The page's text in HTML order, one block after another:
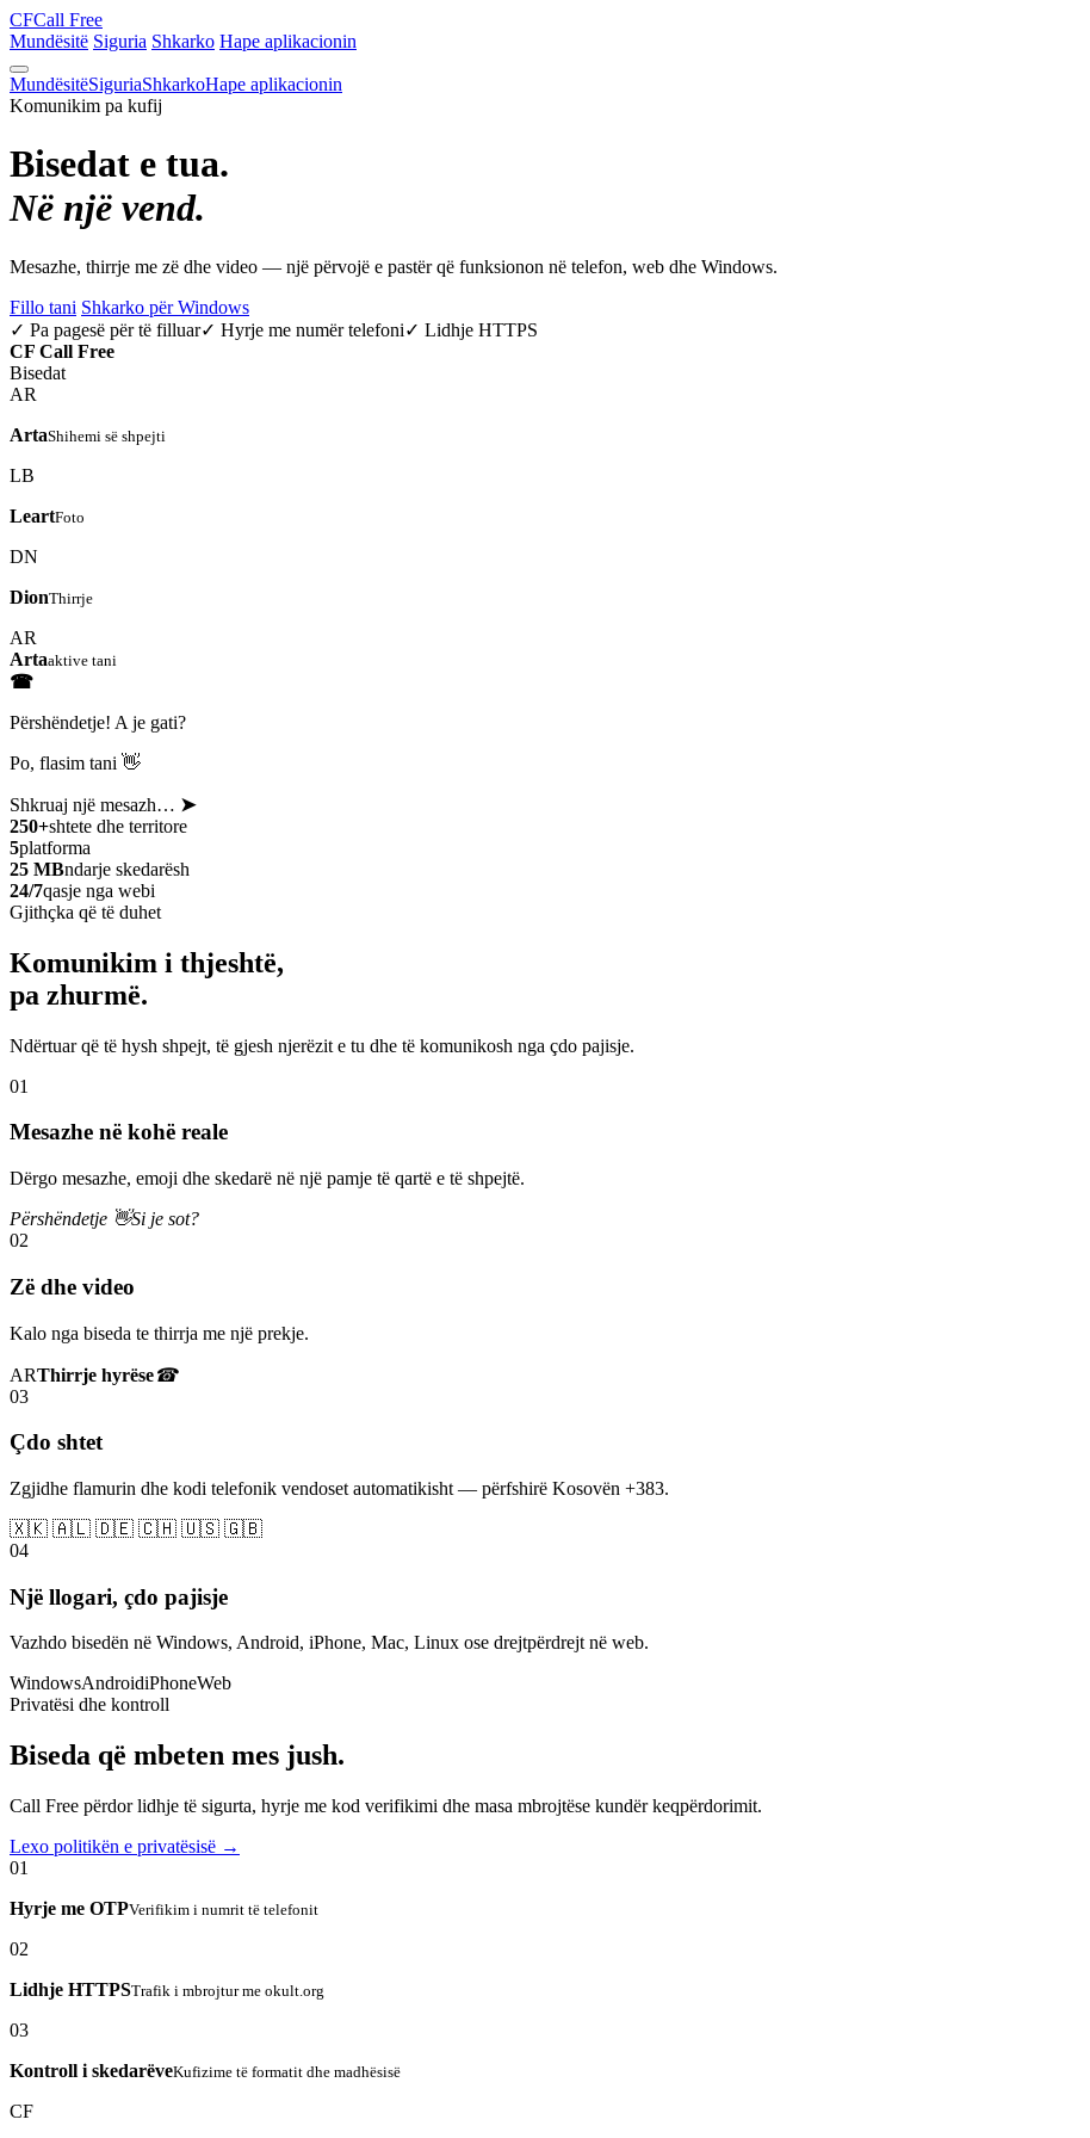
CFCall Free
Mundësitë Siguria Shkarko Hape aplikacionin
MundësitëSiguriaShkarkoHape aplikacionin
Komunikim pa kufij
Bisedat e tua.
Në një vend.
Mesazhe, thirrje me zë dhe video — një përvojë e pastër që funksionon në telefon, web dhe Windows.
Fillo tani Shkarko për Windows
✓ Pa pagesë për të filluar✓ Hyrje me numër telefoni✓ Lidhje HTTPS
CF Call Free
Bisedat
AR
ArtaShihemi së shpejti
LB
LeartFoto
DN
DionThirrje
AR
Artaaktive tani
☎
Përshëndetje! A je gati?
Po, flasim tani 👋
Shkruaj një mesazh… ➤
250+shtete dhe territore
5platforma
25 MBndarje skedarësh
24/7qasje nga webi
Gjithçka që të duhet
Komunikim i thjeshtë,
pa zhurmë.
Ndërtuar që të hysh shpejt, të gjesh njerëzit e tu dhe të komunikosh nga çdo pajisje.
01
Mesazhe në kohë reale
Dërgo mesazhe, emoji dhe skedarë në një pamje të qartë e të shpejtë.
Përshëndetje 👋Si je sot?
02
Zë dhe video
Kalo nga biseda te thirrja me një prekje.
ARThirrje hyrëse☎
03
Çdo shtet
Zgjidhe flamurin dhe kodi telefonik vendoset automatikisht — përfshirë Kosovën +383.
🇽🇰 🇦🇱 🇩🇪 🇨🇭 🇺🇸 🇬🇧
04
Një llogari, çdo pajisje
Vazhdo bisedën në Windows, Android, iPhone, Mac, Linux ose drejtpërdrejt në web.
WindowsAndroidiPhoneWeb
Privatësi dhe kontroll
Biseda që mbeten mes jush.
Call Free përdor lidhje të sigurta, hyrje me kod verifikimi dhe masa mbrojtëse kundër keqpërdorimit.
Lexo politikën e privatësisë →
01
Hyrje me OTPVerifikim i numrit të telefonit
02
Lidhje HTTPSTrafik i mbrojtur me okult.org
03
Kontroll i skedarëveKufizime të formatit dhe madhësisë
CF